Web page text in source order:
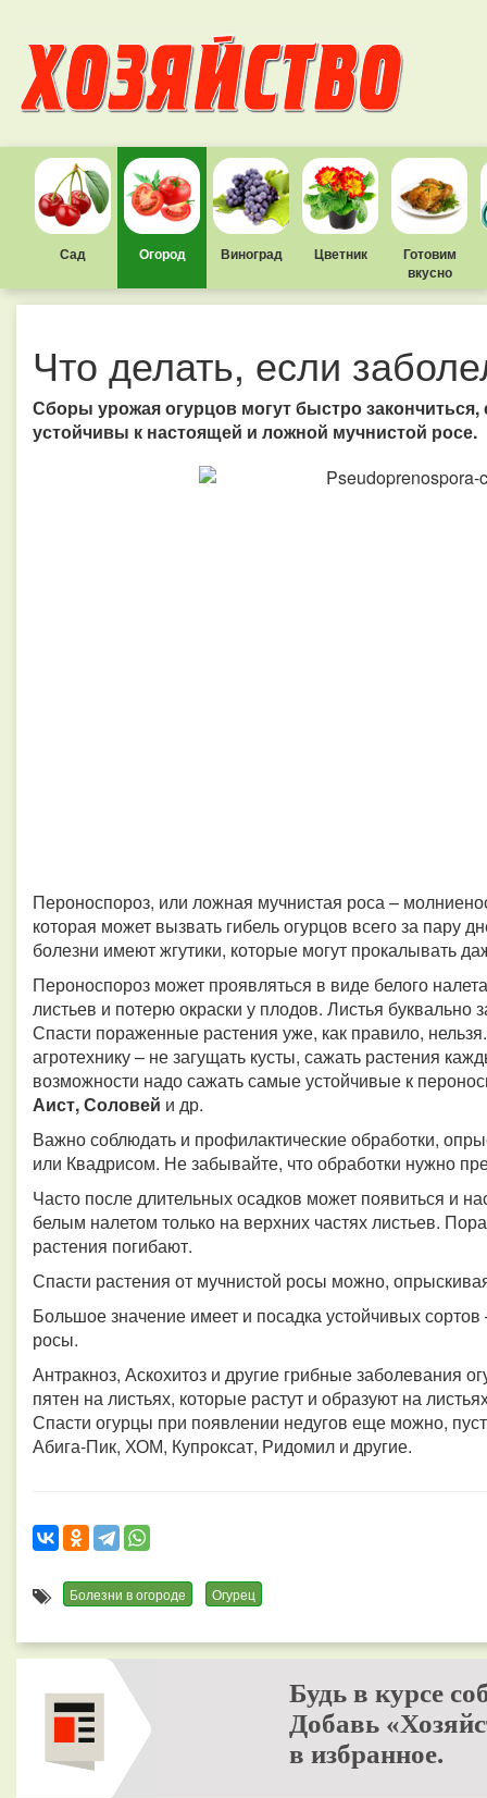
Сад Огород Виноград Цветник
Готовим
вкусно
Что делать, если
Сборы урожая огурцов могут быстро
устойчивы к настоящей и ложной мучнистой росе.
Пероноспороз, или ложная мучнистая роса –
которая может вызвать гибель огурцов всего за пару
болезни имеют жгутики, которые могут прокалывать
Пероноспороз может проявляться в виде белого
листьев и потерю окраски у плодов. Листья
Спасти пораженные растения уже, как правило,
агротехнику – не загущать кусты, сажать растения
возможности надо сажать самые устойчивые к
Аист, Соловей и др.
Важно соблюдать и профилактические обработки,
или Квадрисом. Не забывайте, что обработки нужно
Часто после длительных осадков может появиться и
белым налетом только на верхних частях листьев.
растения погибают.
Спасти растения от мучнистой росы можно,
Большое значение имеет и посадка устойчивых
росы.
Антракноз, Аскохитоз и другие грибные заболевания
пятен на листьях, которые растут и образуют на
Спасти огурцы при появлении недугов еще можно,
Абига-Пик, ХОМ, Купроксат, Ридомил и другие.
Болезни в огороде Огурец
Будь в курсе
Добавь
в избранное.